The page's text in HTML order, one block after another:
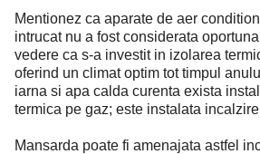
Mentionez ca aparate de aer
intrucat nu a fost considerata
vedere ca s-a investit in izolarea
oferind un climat optim tot timpul
iarna si apa calda curenta exista
termica pe gaz; este instalata
Mansarda poate fi amenajata astfel